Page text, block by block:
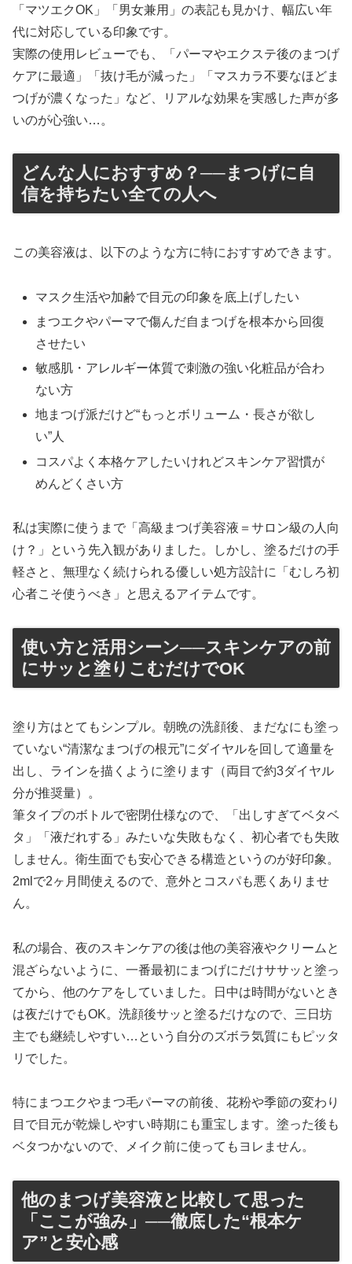
「マツエクOK」「男女兼用」の表記も見かけ、幅広い年
代に対応している印象です。
実際の使用レビューでも、「パーマやエクステ後のまつげ
ケアに最適」「抜け毛が減った」「マスカラ不要なほどま
つげが濃くなった」など、リアルな効果を実感した声が多
いのが心強い…。
どんな人におすすめ？──まつげに自
信を持ちたい全ての人へ
この美容液は、以下のような方に特におすすめできます。
マスク生活や加齢で目元の印象を底上げしたい
まつエクやパーマで傷んだ自まつげを根本から回復
させたい
敏感肌・アレルギー体質で刺激の強い化粧品が合わ
ない方
地まつげ派だけど“もっとボリューム・長さが欲し
い”人
コスパよく本格ケアしたいけれどスキンケア習慣が
めんどくさい方
私は実際に使うまで「高級まつげ美容液＝サロン級の人向
け？」という先入観がありました。しかし、塗るだけの手
軽さと、無理なく続けられる優しい処方設計に「むしろ初
心者こそ使うべき」と思えるアイテムです。
使い方と活用シーン──スキンケアの前
にサッと塗りこむだけでOK
塗り方はとてもシンプル。朝晩の洗顔後、まだなにも塗っ
ていない“清潔なまつげの根元”にダイヤルを回して適量を
出し、ラインを描くように塗ります（両目で約3ダイヤル
分が推奨量）。
筆タイプのボトルで密閉仕様なので、「出しすぎてベタベ
タ」「液だれする」みたいな失敗もなく、初心者でも失敗
しません。衛生面でも安心できる構造というのが好印象。
2mlで2ヶ月間使えるので、意外とコスパも悪くありませ
ん。
私の場合、夜のスキンケアの後は他の美容液やクリームと
混ざらないように、一番最初にまつげにだけササッと塗っ
てから、他のケアをしていました。日中は時間がないとき
は夜だけでもOK。洗顔後サッと塗るだけなので、三日坊
主でも継続しやすい…という自分のズボラ気質にもピッタ
リでした。
特にまつエクやまつ毛パーマの前後、花粉や季節の変わり
目で目元が乾燥しやすい時期にも重宝します。塗った後も
ベタつかないので、メイク前に使ってもヨレません。
他のまつげ美容液と比較して思った
「ここが強み」──徹底した“根本ケ
ア”と安心感